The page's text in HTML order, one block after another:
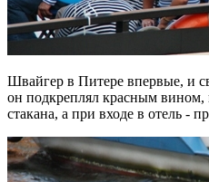
Швайгер в Питере впервые, и
он подкреплял красным вином,
стакана, а при входе в отель -